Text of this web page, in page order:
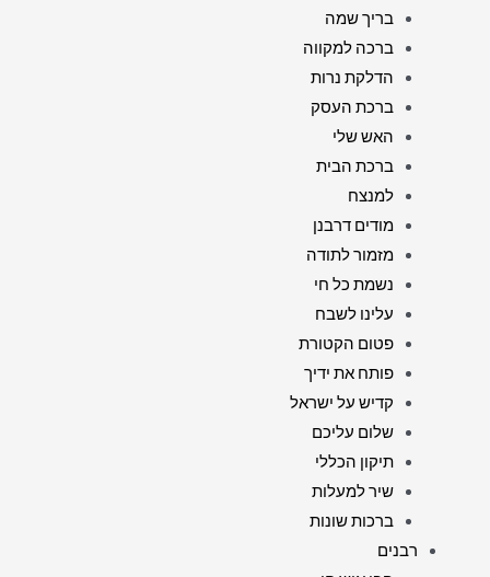
בריך שמה
ברכה למקווה
הדלקת נרות
ברכת העסק
האש שלי
ברכת הבית
למנצח
מודים דרבנן
מזמור לתודה
נשמת כל חי
עלינו לשבח
פטום הקטורת
פותח את ידיך
קדיש על ישראל
שלום עליכם
תיקון הכללי
שיר למעלות
ברכות שונות
רבנים